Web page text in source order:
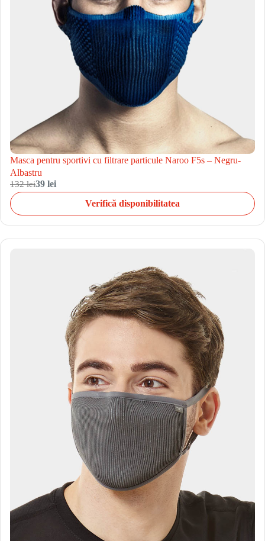
Masca pentru sportivi cu filtrare particule Naroo F5s – Negru-
Albastru
132 lei39 lei
Verifică disponibilitatea